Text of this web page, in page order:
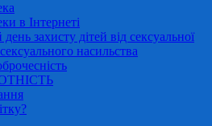
в Інтернеті
захисту дітей від сексуальної
сексуального насильства